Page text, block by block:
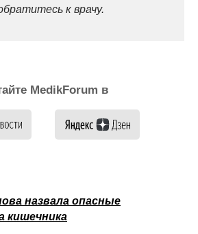
к врачу.
MedikForum в
назвала опасные
кишечника